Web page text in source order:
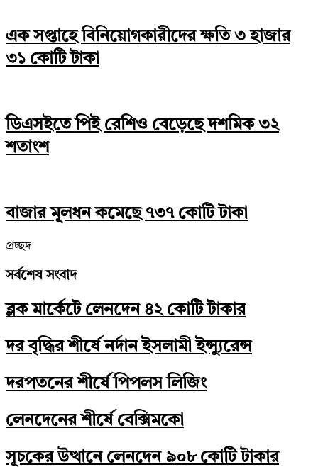
এক সপ্তাহে বিনিয়োগকারীদের ক্ষতি ৩ হাজার
৩১ কোটি টাকা
ডিএসইতে পিই রেশিও বেড়েছে দশমিক ৩২
শতাংশ
বাজার মূলধন কমেছে ৭৩৭ কোটি টাকা
প্রচ্ছদ
সর্বশেষ সংবাদ
ব্লক মার্কেটে লেনদেন ৪২ কোটি টাকার
দর বৃদ্ধির শীর্ষে নর্দান ইসলামী ইন্স্যুরেন্স
দরপতনের শীর্ষে পিপলস লিজিং
লেনদেনের শীর্ষে বেক্সিমকো
সূচকের উত্থানে লেনদেন ৯০৮ কোটি টাকার